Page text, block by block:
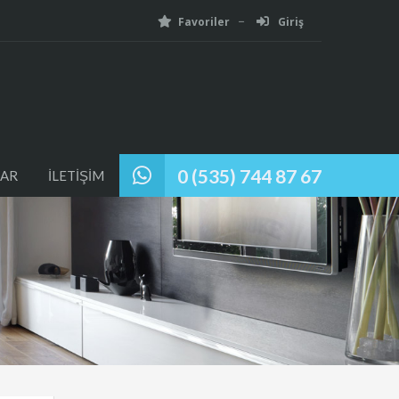
Favoriler Giriş
0 (535) 744 87 67
İLETİŞİM